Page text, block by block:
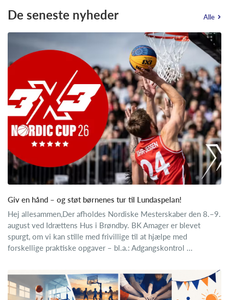
De seneste nyheder Alle
Giv en hånd – og støt børnenes tur til Lundaspelan!
Hej allesammen,Der afholdes Nordiske Mesterskaber den 8.–9.
august ved Idrættens Hus i Brøndby. BK Amager er blevet
spurgt, om vi kan stille med frivillige til at hjælpe med
forskellige praktiske opgaver – bl.a.: Adgangskontrol ...